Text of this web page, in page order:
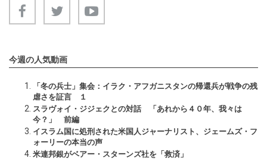
今週の人気動画
「冬の兵士」集会：イラク・アフガニスタンの帰還兵が戦争の残
虐さを証言 １
スラヴォイ・ジジェクとの対話 「あれから４０年、我々は
今？」 前編
イスラム国に処刑された米国人ジャーナリスト、ジェームズ・フ
ォーリーの本当の声
米連邦銀がベアー・スターンズ社を「救済」